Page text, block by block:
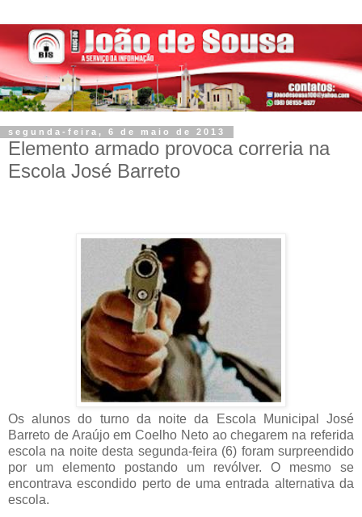
segunda-feira, 6 de maio de 2013
Elemento armado provoca correria na
Escola José Barreto
Os alunos do turno da noite da Escola Municipal José
Barreto de Araújo em Coelho Neto ao chegarem na referida
escola na noite desta segunda-feira (6) foram surpreendido
por um elemento postando um revólver. O mesmo se
encontrava escondido perto de uma entrada alternativa da
escola.